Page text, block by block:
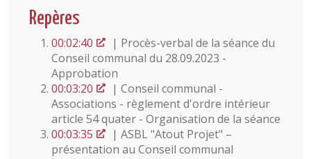
Repères
00:02:40
| Procès-verbal de la séance du
Conseil communal du 28.09.2023 -
Approbation
00:03:20
| Conseil communal -
Associations - règlement d'ordre intérieur
article 54 quater - Organisation de la séance
00:03:35
| ASBL "Atout Projet" –
présentation au Conseil communal